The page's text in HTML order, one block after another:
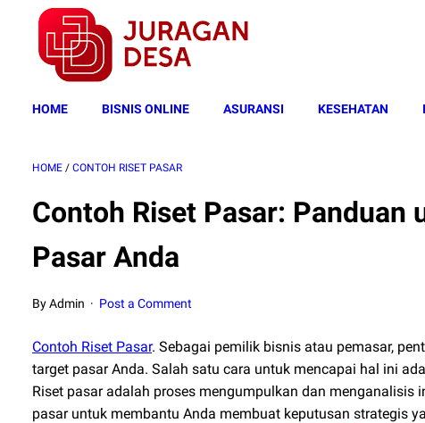
HOME BISNIS ONLINE ASURANSI KESEHATAN
HOME / CONTOH RISET PASAR
Contoh Riset Pasar: Panduan
Pasar Anda
By Admin Post a Comment
Contoh Riset Pasar. Sebagai pemilik bisnis atau pemasar,
target pasar Anda. Salah satu cara untuk mencapai hal ini
Riset pasar adalah proses mengumpulkan dan
pasar untuk membantu Anda membuat keputusan strategis